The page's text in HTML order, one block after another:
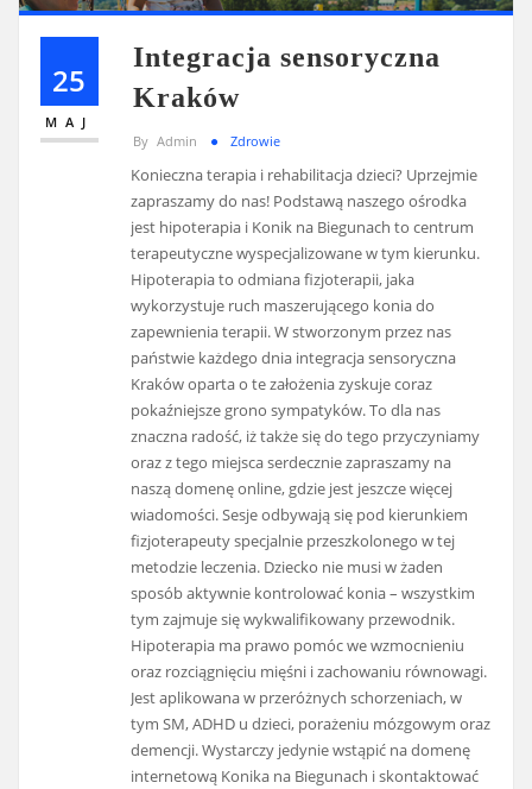
25
MAJ
Integracja sensoryczna
Kraków
By Admin Zdrowie
Konieczna terapia i rehabilitacja dzieci? Uprzejmie
zapraszamy do nas! Podstawą naszego ośrodka
jest hipoterapia i Konik na Biegunach to centrum
terapeutyczne wyspecjalizowane w tym kierunku.
Hipoterapia to odmiana fizjoterapii, jaka
wykorzystuje ruch maszerującego konia do
zapewnienia terapii. W stworzonym przez nas
państwie każdego dnia integracja sensoryczna
Kraków oparta o te założenia zyskuje coraz
pokaźniejsze grono sympatyków. To dla nas
znaczna radość, iż także się do tego przyczyniamy
oraz z tego miejsca serdecznie zapraszamy na
naszą domenę online, gdzie jest jeszcze więcej
wiadomości. Sesje odbywają się pod kierunkiem
fizjoterapeuty specjalnie przeszkolonego w tej
metodzie leczenia. Dziecko nie musi w żaden
sposób aktywnie kontrolować konia – wszystkim
tym zajmuje się wykwalifikowany przewodnik.
Hipoterapia ma prawo pomóc we wzmocnieniu
oraz rozciągnięciu mięśni i zachowaniu równowagi.
Jest aplikowana w przeróżnych schorzeniach, w
tym SM, ADHD u dzieci, porażeniu mózgowym oraz
demencji. Wystarczy jedynie wstąpić na domenę
internetową Konika na Biegunach i skontaktować